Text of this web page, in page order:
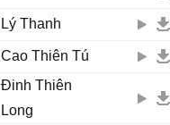
Lý Thanh
Cao Thiên Tú
Đinh Thiên
Long